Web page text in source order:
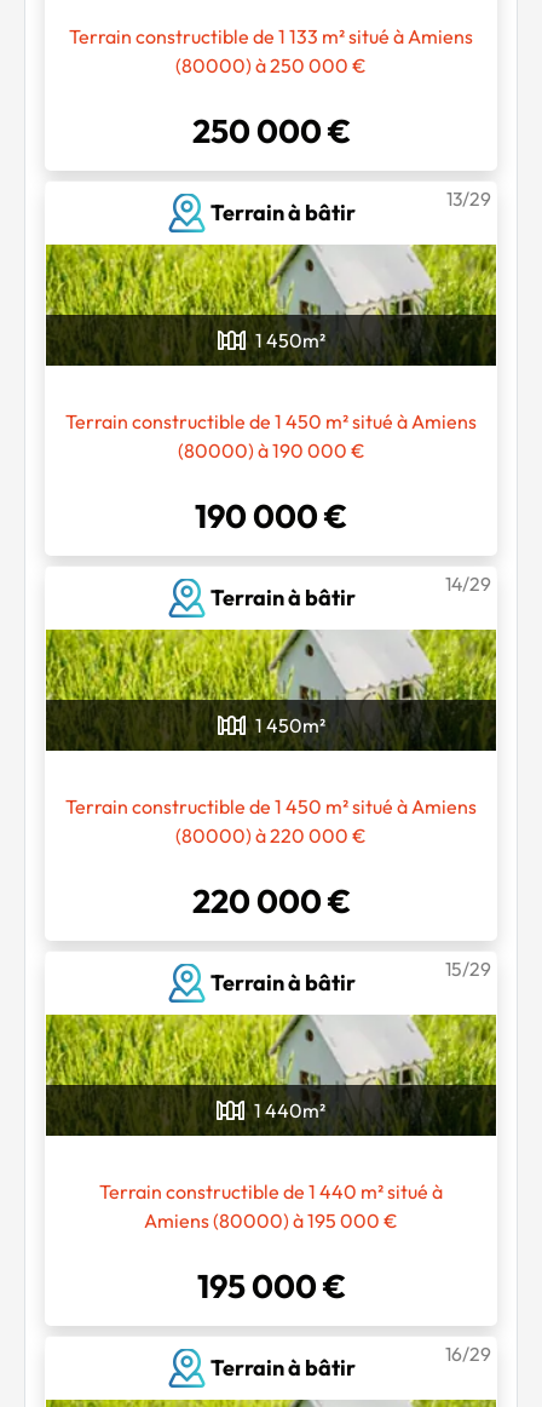
Chargement...
Terrain constructible de 1 133 m² situé à Amiens
(80000) à 250 000 €
250 000 €
Terrain à bâtir
13/29
1 450m²
Terrain constructible de 1 450 m² situé à Amiens
(80000) à 190 000 €
190 000 €
Terrain à bâtir
14/29
1 450m²
Terrain constructible de 1 450 m² situé à Amiens
(80000) à 220 000 €
220 000 €
Terrain à bâtir
15/29
1 440m²
Terrain constructible de 1 440 m² situé à
Amiens (80000) à 195 000 €
195 000 €
Terrain à bâtir
16/29